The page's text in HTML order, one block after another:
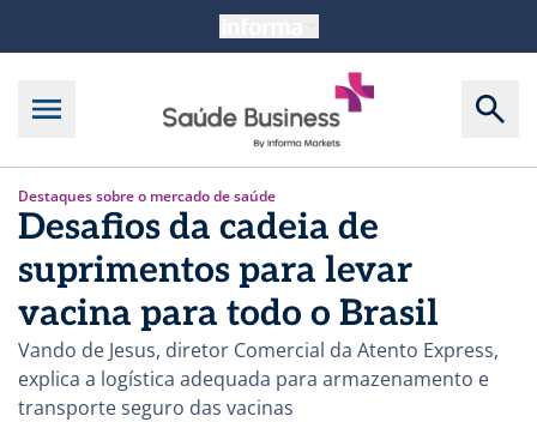
Destaques sobre o mercado de saúde
Desafios da cadeia de
suprimentos para levar
vacina para todo o Brasil
Vando de Jesus, diretor Comercial da Atento Express,
explica a logística adequada para armazenamento e
transporte seguro das vacinas